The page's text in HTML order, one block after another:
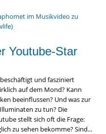
Youtube-Star
und fasziniert
auf dem Mond? Kann
beeinflussen? Und was zur
zu tun? Die
stellt sich oft die Frage:
zu sehen bekomme? Sind...